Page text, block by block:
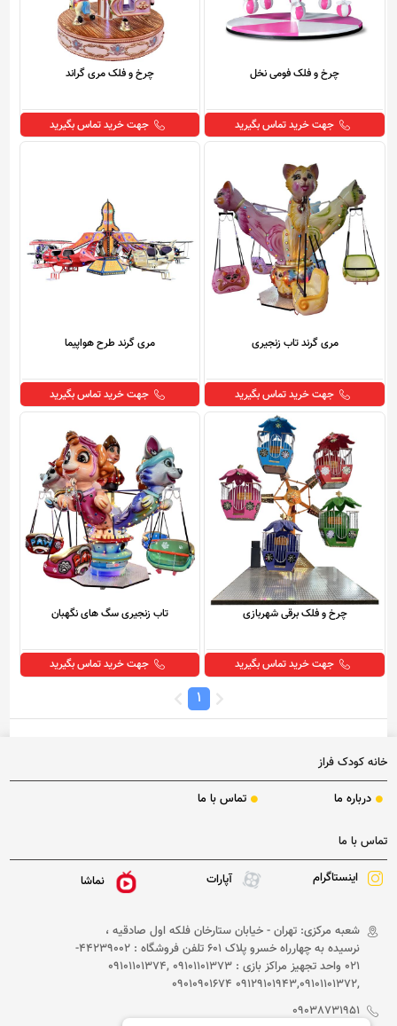
چرخ و فلک فومی نخل
جهت خرید تماس بگیرید
چرخ و فلک مری گراند
جهت خرید تماس بگیرید
مری گرند تاب زنجیری
جهت خرید تماس بگیرید
مری گرند طرح هواپیما
جهت خرید تماس بگیرید
چرخ و فلک برقی شهربازی
جهت خرید تماس بگیرید
تاب زنجیری سگ های نگهبان
جهت خرید تماس بگیرید
1
خانه کودک فراز
درباره ما تماس با ما
تماس با ما
اینستاگرام آپارات نماشا
شعبه مرکزی: تهران - خیابان ستارخان فلکه اول صادقیه ،
نرسیده به چهارراه خسرو پلاک 601 تلفن فروشگاه : 44239002-
021 واحد تجهیز مراکز بازی : 09101101373 ,09101101374
,09129101943,09101101372 09010901674
09038731951